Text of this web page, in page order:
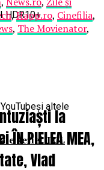
HDR10+
altele
seriei TCL
,Happ.ro, Cinefilia,
, The Movienator,
la
PIELEA MEA,
Vlad